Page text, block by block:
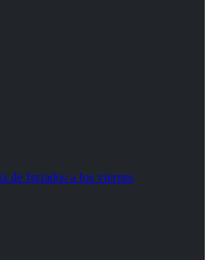
de feriados a los viernes